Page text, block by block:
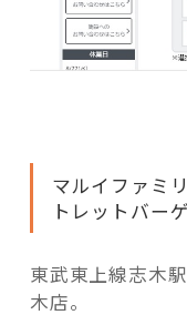
を
☆”マルイファミ
トレットバー
東武東上線志木
木店。